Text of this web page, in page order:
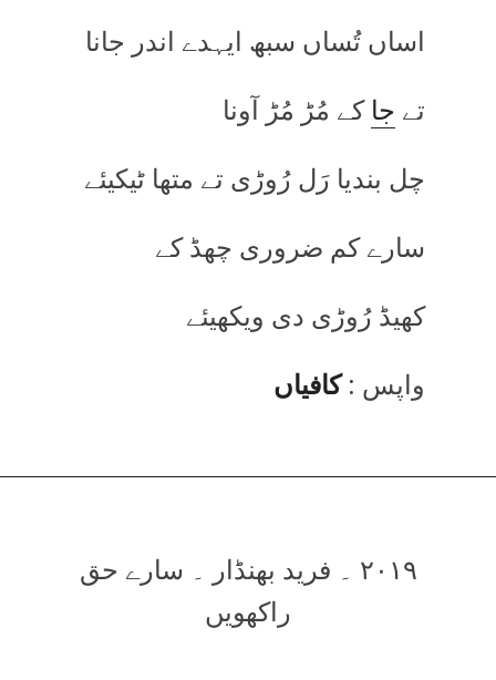
اساں تُساں سبھ ایہدے اندر جانا
تے جا کے مُڑ مُڑ آونا
چل بندیا رَل رُوڑی تے متھا ٹیکیئے
سارے کم ضروری چھڈ کے
کھیڈ رُوڑی دی ویکھیئے
واپس :کافیاں
۲۰۱۹ ۔ فرید بھنڈار ۔ سارے حق
راکھویں